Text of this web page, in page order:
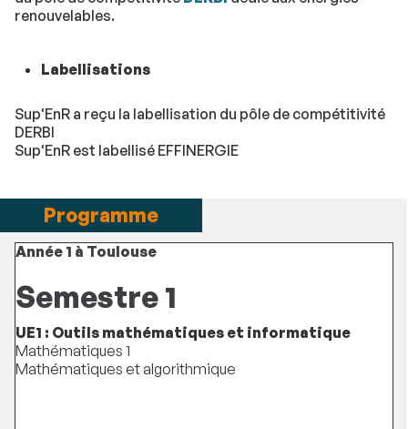
renouvelables.
Labellisations
Sup'EnR a reçu la labellisation du pôle de compétitivité
DERBI
Sup'EnR est labellisé EFFINERGIE
Programme
Année 1 à Toulouse
Semestre 1
UE1 : Outils mathématiques et informatique
Mathématiques 1
Mathématiques et algorithmique